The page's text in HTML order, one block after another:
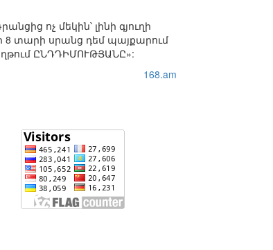
ոչ մեկին՝ լինի գյուղի
8 տարի սրանց դեմ պայքարում
ԸՆԴԴԻՄՈՒԹՅԱՆԸ»:
168.am